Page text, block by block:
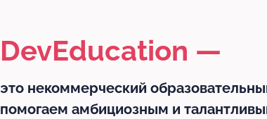
DevEducation —
это некоммерческий
помогаем амбициозным и